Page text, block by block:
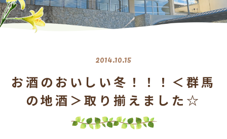
2014.10.15
お酒のおいしい冬！！！＜群馬
の地酒＞取り揃えました☆